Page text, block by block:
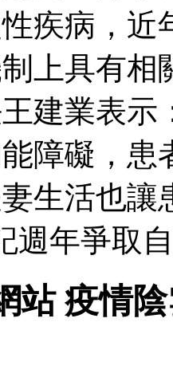
疾病，近
上具有相
建業表示
障礙，患
生活也讓
週年爭取
站 疫情